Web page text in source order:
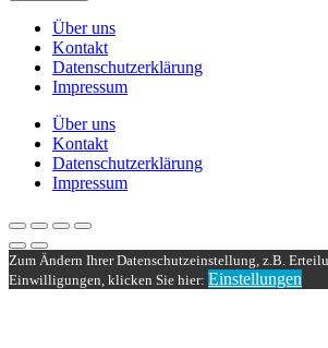
Über uns
Kontakt
Datenschutzerklärung
Impressum
Über uns
Kontakt
Datenschutzerklärung
Impressum
Zum Ändern Ihrer Datenschutzeinstellung, z.B.
Einwilligungen, klicken Sie hier: Einstellungen